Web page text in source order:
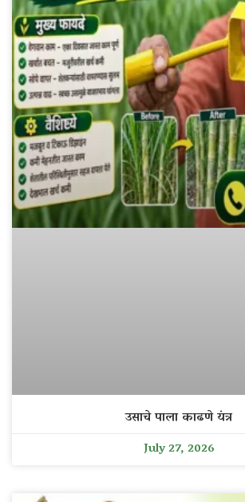
उसाचे पाला काढणे यंत्र
July 27, 2026